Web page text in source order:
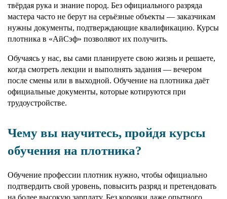
твёрдая рука и знание пород. Без официального разряда
мастера часто не берут на серьёзные объекты — заказчикам
нужны документы, подтверждающие квалификацию. Курсы
плотника в «АйСэф» позволяют их получить.
Обучаясь у нас, вы сами планируете свою жизнь и решаете,
когда смотреть лекции и выполнять задания — вечером
после смены или в выходной. Обучение на плотника даёт
официальные документы, которые котируются при
трудоустройстве.
Чему вы научитесь, пройдя курсы
обучения на плотника?
Обучение профессии плотник нужно, чтобы официально
подтвердить свой уровень, повысить разряд и претендовать
на более высокую зарплату. Без корочки даже опытного